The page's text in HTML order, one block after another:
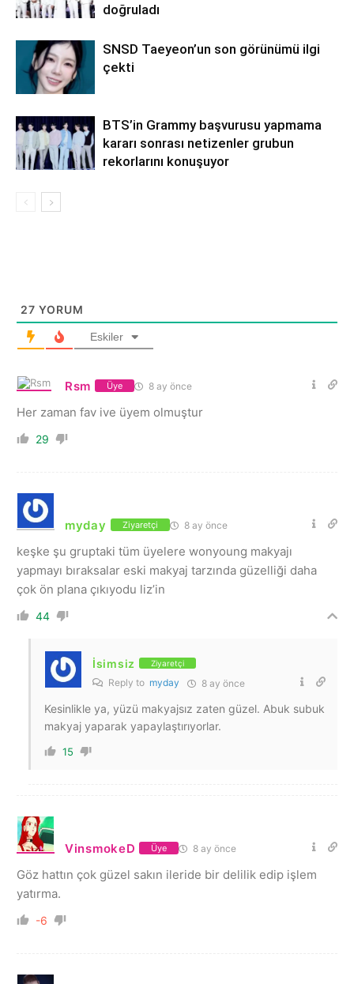
doğruladı
SNSD Taeyeon’un son görünümü ilgi
çekti
BTS’in Grammy başvurusu yapmama
kararı sonrası netizenler grubun
rekorlarını konuşuyor
27 YORUM
Eskiler
Rsm Üye 8 ay önce
Her zaman fav ive üyem olmuştur
29
myday Ziyaretçi 8 ay önce
keşke şu gruptaki tüm üyelere wonyoung makyajı
yapmayı bıraksalar eski makyaj tarzında güzelliği daha
çok ön plana çıkıyodu liz’in
44
İsimsiz Ziyaretçi
Reply to myday 8 ay önce
Kesinlikle ya, yüzü makyajsız zaten güzel. Abuk subuk
makyaj yaparak yapaylaştırıyorlar.
15
VinsmokeD Üye 8 ay önce
Göz hattın çok güzel sakın ileride bir delilik edip işlem
yatırma.
-6